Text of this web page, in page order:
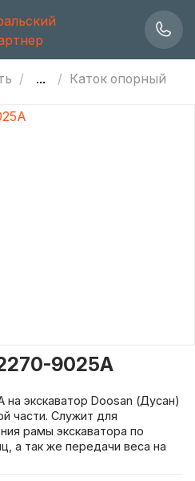
... Каток опорный
9025A
экскаватор Doosan (Дусан)
части. Служит для
рамы экскаватора по
а так же передачи веса на